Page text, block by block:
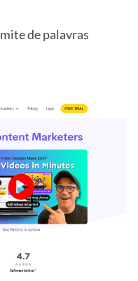
de palavras